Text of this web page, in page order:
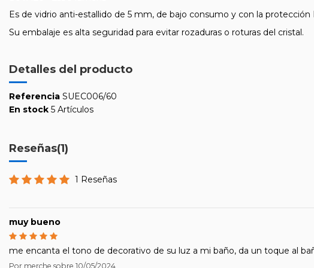
Es de vidrio anti-estallido de 5 mm, de bajo consumo y con la protección
Su embalaje es alta seguridad para evitar rozaduras o roturas del cristal.
Detalles del producto
Referencia SUEC006/60
En stock 5 Artículos
Reseñas(1)
1 Reseñas
muy bueno
me encanta el tono de decorativo de su luz a mi baño, da un toque al
Por merche sobre 10/05/2024